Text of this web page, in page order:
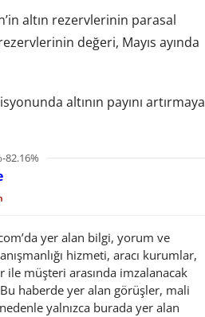
altın rezervlerinin parasal
değeri, Mayıs ayında
altının payını artırmaya
82.16%
yer alan bilgi, yorum ve
hizmeti, aracı kurumlar,
müşteri arasında imzalanacak
Bu haberde yer alan görüşler, mali
yalnızca burada yer alan